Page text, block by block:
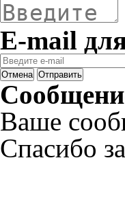
E-mail
Отмена Отправить
Ваше
Спасибо